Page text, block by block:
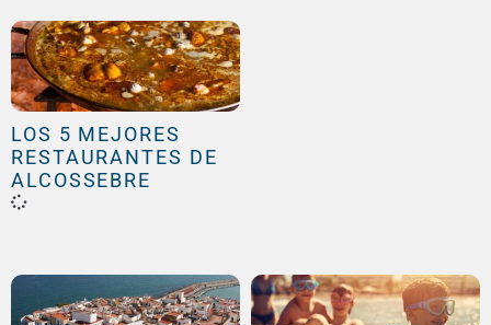
LOS 5 MEJORES
RESTAURANTES DE
ALCOSSEBRE